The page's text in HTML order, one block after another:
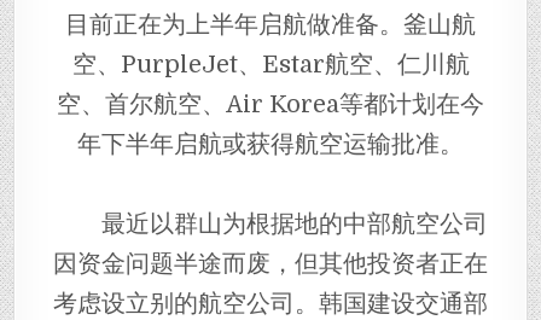
目前正在为上半年启航做准备。釜山航
空、PurpleJet、Estar航空、仁川航
空、首尔航空、Air Korea等都计划在今
年下半年启航或获得航空运输批准。
最近以群山为根据地的中部航空公司
因资金问题半途而废，但其他投资者正在
考虑设立别的航空公司。韩国建设交通部